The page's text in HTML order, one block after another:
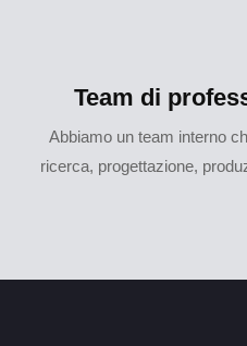
Team di
Abbiamo un team interno
ricerca, progettazione,